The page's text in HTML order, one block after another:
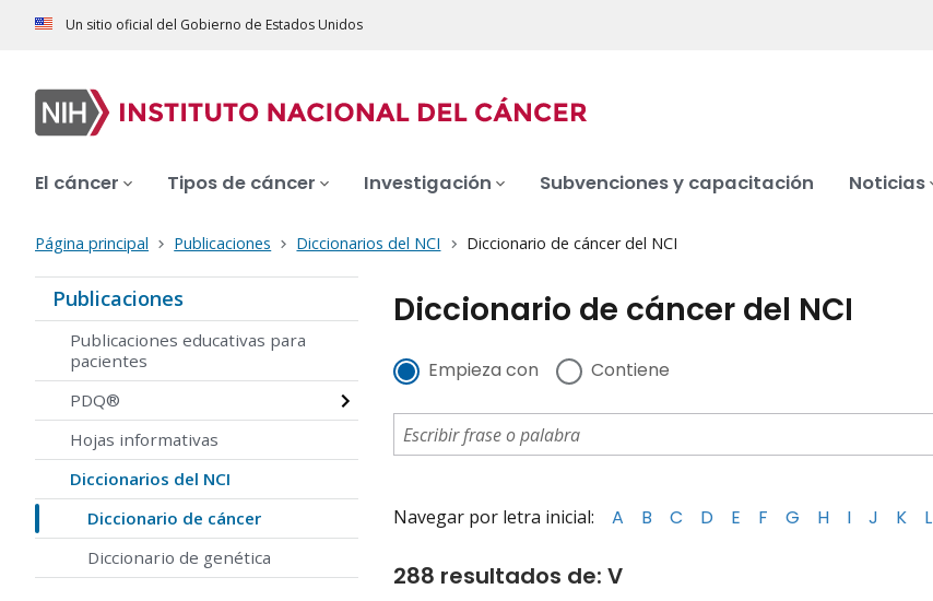
Un sitio oficial del Gobierno de Estados Unidos
El cáncer Tipos de cáncer Investigación Subvenciones y capacitación Noticias
Página principal Publicaciones Diccionarios del NCI Diccionario de cáncer del NCI
Publicaciones
Publicaciones educativas para
pacientes
PDQ®
Hojas informativas
Diccionarios del NCI
Diccionario de cáncer
Diccionario de genética
Diccionario de cáncer del NCI
Empieza con Contiene
Navegar por letra inicial: A B C D E F G H I J K L
288 resultados de: V